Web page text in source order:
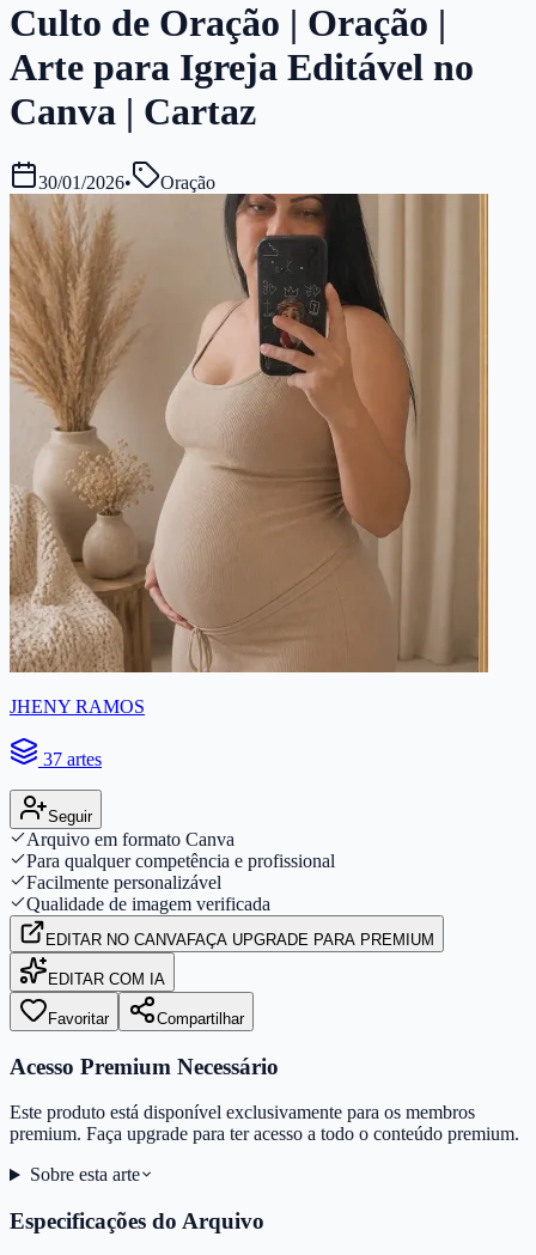
Culto de Oração | Oração |
Arte para Igreja Editável no
Canva | Cartaz
30/01/2026• Oração
JHENY RAMOS
37 artes
Seguir
Arquivo em formato Canva
Para qualquer competência e profissional
Facilmente personalizável
Qualidade de imagem verificada
EDITAR NO CANVAFAÇA UPGRADE PARA PREMIUM
EDITAR COM IA
Favoritar Compartilhar
Acesso Premium Necessário
Este produto está disponível exclusivamente para os membros
premium. Faça upgrade para ter acesso a todo o conteúdo premium.
Sobre esta arte
Especificações do Arquivo